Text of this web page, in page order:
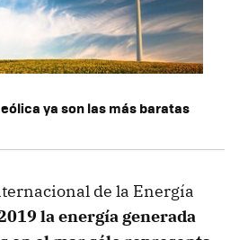
ya son las más baratas
de la Energía
la energía generada